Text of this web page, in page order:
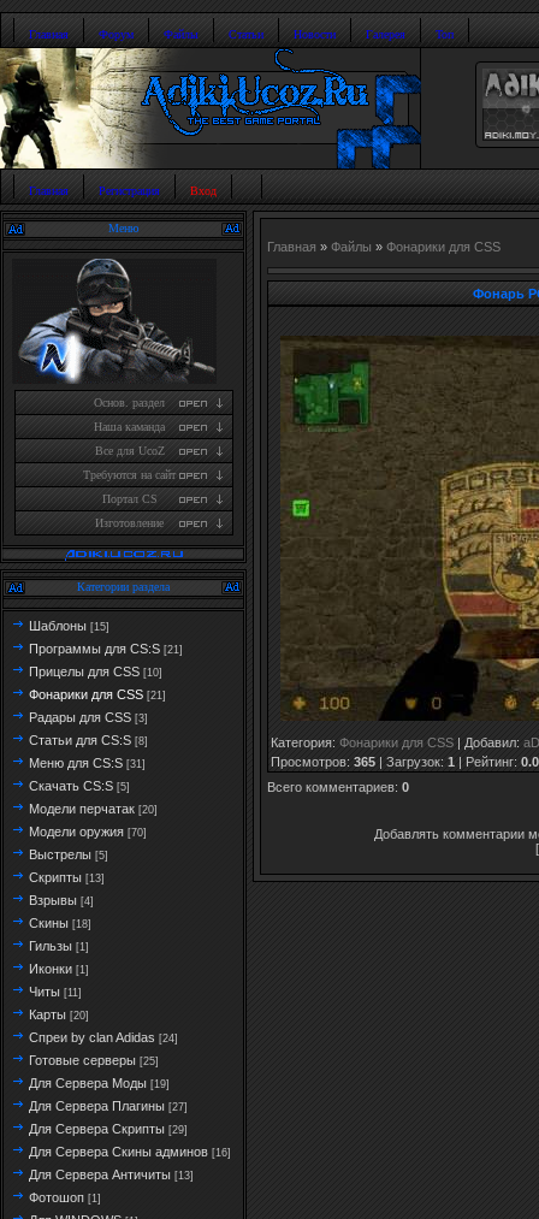
Главная Форум Файлы Статьи Новости Галерея Топ
Главная Регистрация Вход
Меню
Основ. раздел
Наша каманда
Все для UcoZ
Требуются на сайт
Портал CS
Изготовление
Категории раздела
Шаблоны [15]
Программы для CS:S [21]
Прицелы для CSS [10]
Фонарики для CSS [21]
Радары для CSS [3]
Статьи для CS:S [8]
Меню для CS:S [31]
Скачать CS:S [5]
Модели перчатак [20]
Модели оружия [70]
Выстрелы [5]
Скрипты [13]
Взрывы [4]
Скины [18]
Гильзы [1]
Иконки [1]
Читы [11]
Карты [20]
Спреи by clan Adidas [24]
Готовые серверы [25]
Для Сервера Моды [19]
Для Сервера Плагины [27]
Для Сервера Скрипты [29]
Для Сервера Скины админов [16]
Для Сервера Античиты [13]
Фотошоп [1]
Главная » Файлы » Фонарики для CSS
Фонарь
Категория: Фонарики для CSS | Добавил:
Просмотров: 365 | Загрузок: 1 | Рейтинг: 0.0
Всего комментариев: 0
Добавлять комментарии